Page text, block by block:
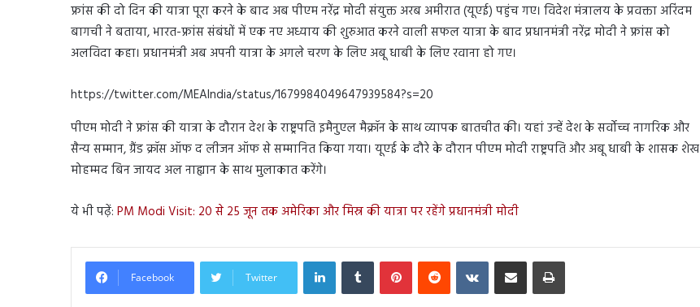
फ्रांस की दो दिन की यात्रा पूरा करने के बाद अब पीएम नरेंद्र मोदी संयुक्त अरब अमीरात (यूएई) पहुंच गए। विदेश मंत्रालय के प्रवक्ता अरिंदम
बागची ने बताया, भारत-फ्रांस संबंधों में एक नए अध्याय की शुरुआत करने वाली सफल यात्रा के बाद प्रधानमंत्री नरेंद्र मोदी ने फ्रांस को
अलविदा कहा। प्रधानमंत्री अब अपनी यात्रा के अगले चरण के लिए अबू धाबी के लिए रवाना हो गए।
https://twitter.com/MEAIndia/status/1679984049647939584?s=20
पीएम मोदी ने फ्रांस की यात्रा के दौरान देश के राष्ट्रपति इमैनुएल मैक्रॉन के साथ व्यापक बातचीत की। यहां उन्हें देश के सर्वोच्च नागरिक और
सैन्य सम्मान, ग्रैंड क्रॉस ऑफ द लीजन ऑफ से सम्मानित किया गया। यूएई के दौरे के दौरान पीएम मोदी राष्ट्रपति और अबू धाबी के शासक शेख
मोहम्मद बिन जायद अल नाह्यान के साथ मुलाकात करेंगे।
ये भी पढ़ें: PM Modi Visit: 20 से 25 जून तक अमेरिका और मिस्र की यात्रा पर रहेंगे प्रधानमंत्री मोदी
Facebook Twitter
LinkedInTumblr PinterestReddit VKontakteShare via Email Print